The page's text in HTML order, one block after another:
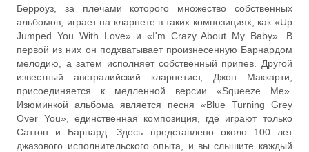
Берроуз, за плечами которого множество собственных
альбомов, играет на кларнете в таких композициях, как «Up
Jumped You With Love» и «I'm Crazy About My Baby». В
первой из них он подхватывает произнесенную Барнардом
мелодию, а затем исполняет собственный припев. Другой
известный австралийский кларнетист, Джон Маккарти,
присоединяется к медленной версии «Squeeze Me».
Изюминкой альбома является песня «Blue Turning Grey
Over You», единственная композиция, где играют только
Саттон и Барнард. Здесь представлено около 100 лет
джазового исполнительского опыта, и вы слышите каждый